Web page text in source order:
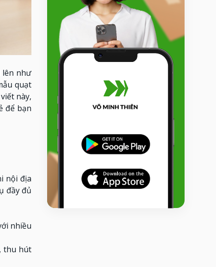
lên như
quạt
này,
để bạn
nội địa
đầy đủ
nhiều
thu hút